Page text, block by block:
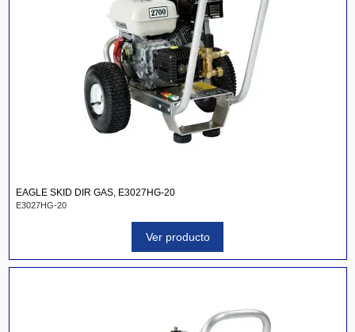
EAGLE SKID DIR GAS, E3027HG-20
E3027HG-20
Ver producto